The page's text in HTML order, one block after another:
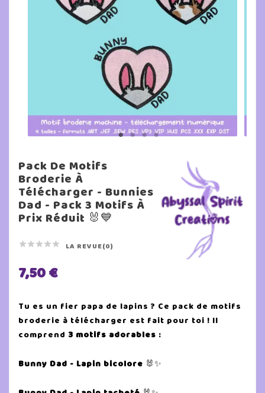
Pack De Motifs
Broderie À
Télécharger - Bunnies
Dad - Pack 3 Motifs À
Prix Réduit 🐰💙
     LA REVUE(0)
7,50 €
Tu es un fier papa de lapins ? Ce pack de motifs
broderie à télécharger est fait pour toi ! Il
comprend 3 motifs adorables :
Bunny Dad - Lapin bicolore 🐰✨